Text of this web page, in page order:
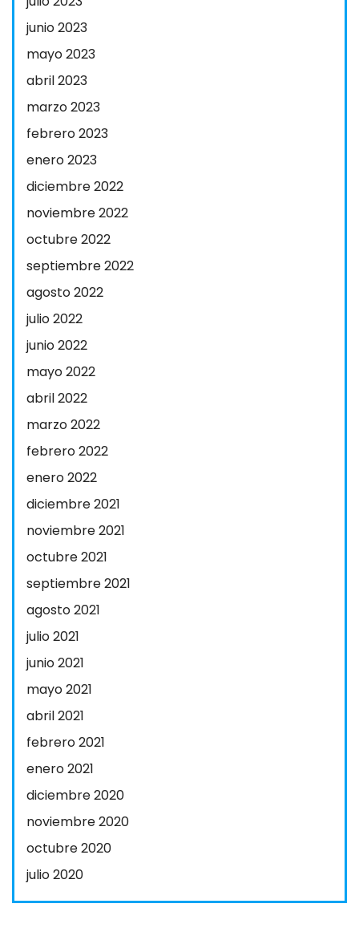
junio 2023
mayo 2023
abril 2023
marzo 2023
febrero 2023
enero 2023
diciembre 2022
noviembre 2022
octubre 2022
septiembre 2022
agosto 2022
julio 2022
junio 2022
mayo 2022
abril 2022
marzo 2022
febrero 2022
enero 2022
diciembre 2021
noviembre 2021
octubre 2021
septiembre 2021
agosto 2021
julio 2021
junio 2021
mayo 2021
abril 2021
febrero 2021
enero 2021
diciembre 2020
noviembre 2020
octubre 2020
julio 2020